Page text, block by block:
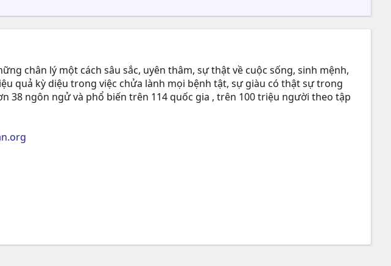
chân lý một cách sâu sắc, uyên thâm, sự thật về cuộc sống, sinh mệnh,
quả kỳ diệu trong việc chửa lành mọi bệnh tật, sự giàu có thật sự trong
38 ngôn ngử và phổ biến trên 114 quốc gia , trên 100 triệu người theo tập